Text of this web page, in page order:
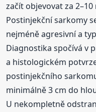
začít objevovat za
Postinjekční sarkomy
nejméně agresivní a
Diagnostika spočívá v
a histologickém
postinjekčního
minimálně 3 cm do
U nekompletně